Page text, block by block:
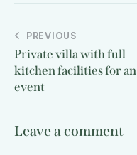
PREVIOUS
Private villa with full
kitchen facilities for an
event
Leave a comment